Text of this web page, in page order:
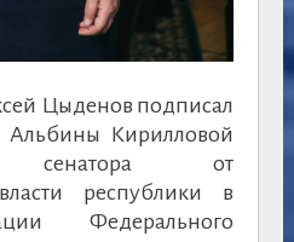
Цыденов подписал
Альбины Кирилловой
сенатора от
республики в
Федерального